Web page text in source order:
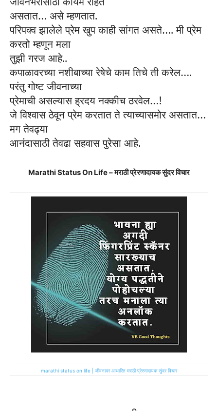
असतात… असे म्हणतात.
परिपक्व झालेले प्रेम खुप काही सांगत असते…. मी प्रेम
करतो म्हणून मला
तुझी गरज आहे..
कपाळावरच्या नशीबाच्या रेषेचे काम तिचे ती करेल….
परंतु गोष्ट जीवनाच्या
प्रेमाची असल्यास ह्रदय नक्कीच ठरवेल…!
जे विश्वास ठेवून प्रेम करतात ते त्याच्यासमोर असतात…
मग तेवढ्या
आनंदासाठी तेवढा सहवास पुरेसा आहे.
Marathi Status On Life – मराठी प्रेरणादायक सुंदर विचार
marathi status on life | जीवनावर आधारित मराठी प्रेरणादायक सुंदर विचार